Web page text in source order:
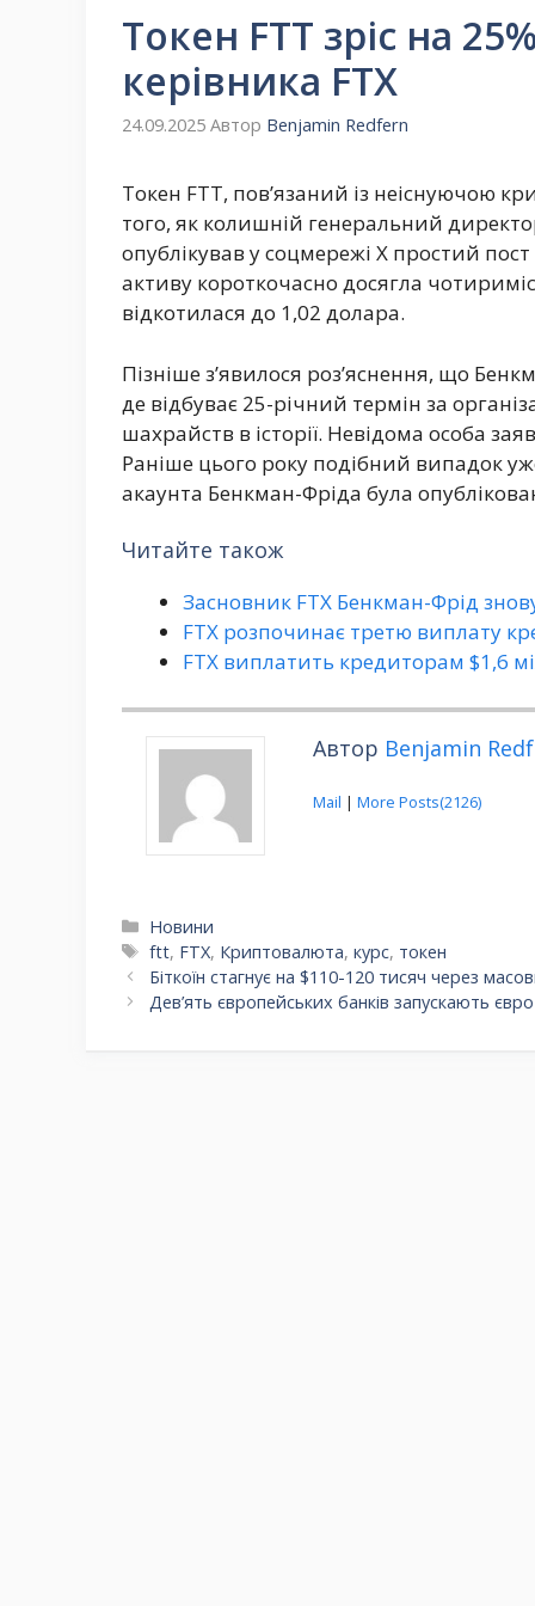
Токен FTT зріс на
керівника FTX
24.09.2025 Автор Benjamin Redfern
Токен FTT, пов’язаний із неіснуючою
того, як колишній генеральний
опублікував у соцмережі X простий
активу короткочасно досягла
відкотилася до 1,02 долара.
Пізніше з’явилося роз’яснення, що
де відбуває 25-річний термін за
шахрайств в історії. Невідома особа
Раніше цього року подібний випадок
акаунта Бенкман-Фріда була
Читайте також
Засновник FTX Бенкман-Фрід
FTX розпочинає третю виплату
FTX виплатить кредиторам $1,6
Автор Benjamin
Mail | More Posts(2126)
Категорії
Новини
Позначки
ftt, FTX, Криптовалюта,курс, токен
Біткоїн стагнує на $110-120 тисяч через
Дев’ять європейських банків запускають